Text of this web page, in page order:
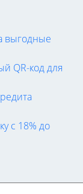
выгодные
QR-код для
с 18% до